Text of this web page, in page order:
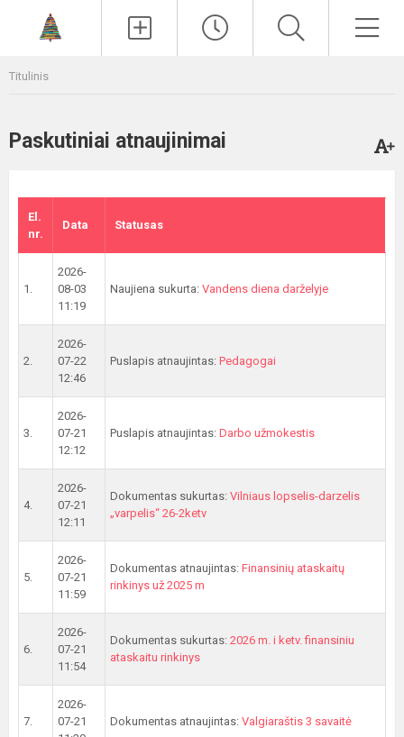
Titulinis
Paskutiniai atnaujinimai
El.
nr.
Data Statusas
1.
2026-
08-03
11:19
Naujiena sukurta: Vandens diena darželyje
2.
2026-
07-22
12:46
Puslapis atnaujintas: Pedagogai
3.
2026-
07-21
12:12
Puslapis atnaujintas: Darbo užmokestis
4.
2026-
07-21
12:11
Dokumentas sukurtas: Vilniaus lopselis-darzelis
„varpelis“ 26-2ketv
5.
2026-
07-21
11:59
Dokumentas atnaujintas: Finansinių ataskaitų
rinkinys už 2025 m
6.
2026-
07-21
11:54
Dokumentas sukurtas: 2026 m. i ketv. finansiniu
ataskaitu rinkinys
7.
2026-
07-21
Dokumentas atnaujintas: Valgiaraštis 3 savaitė